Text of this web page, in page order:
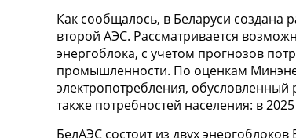
Как сообщалось, в Беларуси создана
второй АЭС. Рассматривается
энергоблока, с учетом прогнозов
промышленности. По оценкам
электропотребления, обусловленный
также потребностей населения: в
БелАЭС состоит из двух